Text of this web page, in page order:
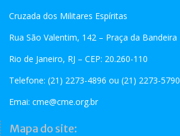
Cruzada dos Militares Espíritas
Rua São Valentim, 142 – Praça da Bandeira
Rio de Janeiro, RJ – CEP: 20.260-110
Telefone: (21) 2273-4896 ou (21) 2273-5790
Emai: cme@cme.org.br
Mapa do site: